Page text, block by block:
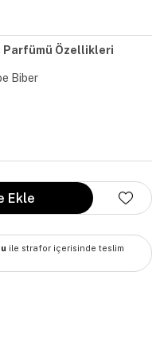
Parfümü Özellikleri
Biber
ile strafor içerisinde teslim